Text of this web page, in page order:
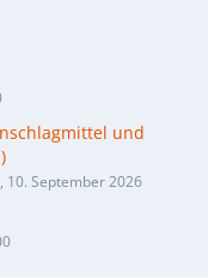
und
10. September 2026